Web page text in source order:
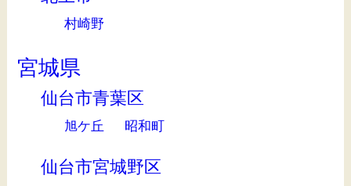
村崎野
宮城県
仙台市青葉区
旭ケ丘 昭和町
仙台市宮城野区